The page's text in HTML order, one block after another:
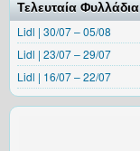
Τελευταία Φυλλάδια
Lidl | 30/07 – 05/08
Lidl | 23/07 – 29/07
Lidl | 16/07 – 22/07